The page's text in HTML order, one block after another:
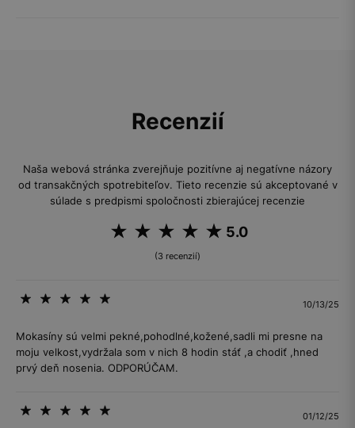
Recenzií
Naša webová stránka zverejňuje pozitívne aj negatívne názory
od transakčných spotrebiteľov. Tieto recenzie sú akceptované v
súlade s predpismi spoločnosti zbierajúcej recenzie
5.0
(3 recenzií)
10/13/25
Mokasíny sú velmi pekné,pohodlné,kožené,sadli mi presne na
moju velkost,vydržala som v nich 8 hodin stáť ,a chodiť ,hned
prvý deň nosenia. ODPORÚČAM.
01/12/25